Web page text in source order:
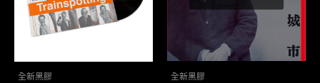
全新黑膠 全新黑膠